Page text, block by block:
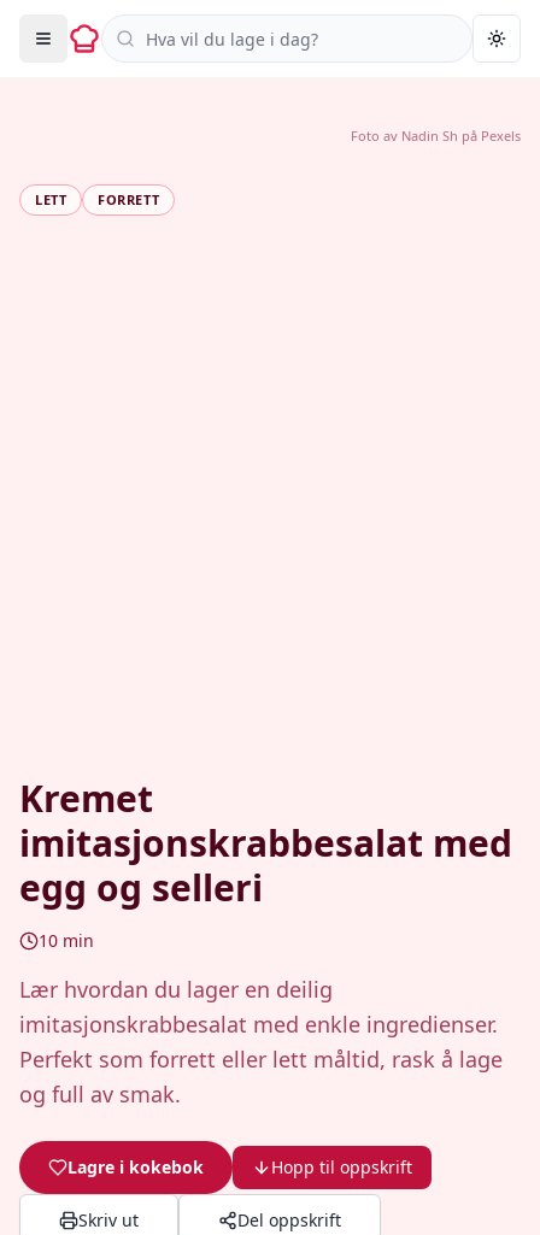
Søk i oppskrifter
LETT FORRETT
Kremet
imitasjonskrabbesalat med
egg og selleri
10 min
Lær hvordan du lager en deilig
imitasjonskrabbesalat med enkle ingredienser.
Perfekt som forrett eller lett måltid, rask å lage
og full av smak.
Lagre i kokebok Hopp til oppskrift
Skriv ut Del oppskrift
Foto av Nadin Sh på Pexels